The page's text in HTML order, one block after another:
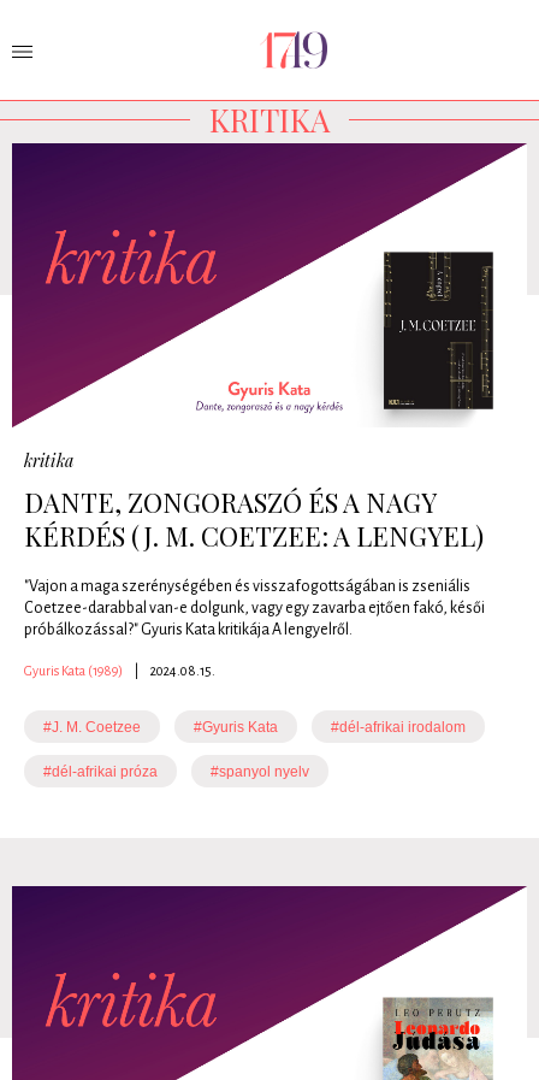
KRITIKA
kritika
DANTE, ZONGORASZÓ ÉS A NAGY
KÉRDÉS (J. M. COETZEE: A LENGYEL)
"Vajon a maga szerénységében és visszafogottságában is zseniális
Coetzee-darabbal van-e dolgunk, vagy egy zavarba ejtően fakó, késői
próbálkozással?" Gyuris Kata kritikája A lengyelről.
Gyuris Kata (1989) 2024.08.15.
#J. M. Coetzee #Gyuris Kata #dél-afrikai irodalom
#dél-afrikai próza #spanyol nyelv